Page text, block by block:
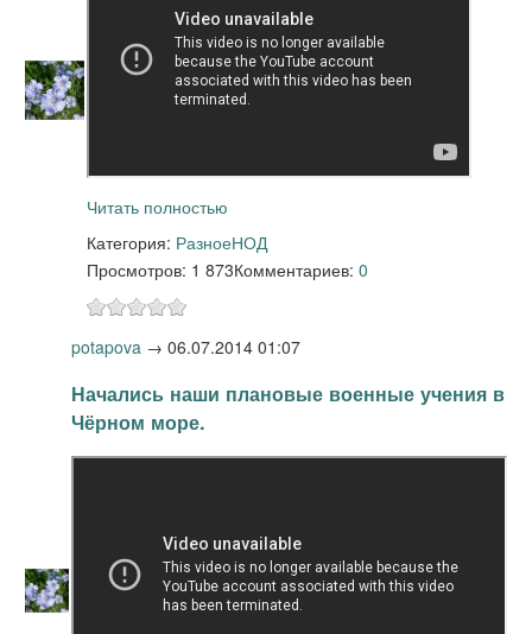
Читать полностью
Категория: РазноеНОД
Просмотров: 1 873Комментариев: 0
potapova → 06.07.2014 01:07
Начались наши плановые военные учения в
Чёрном море.